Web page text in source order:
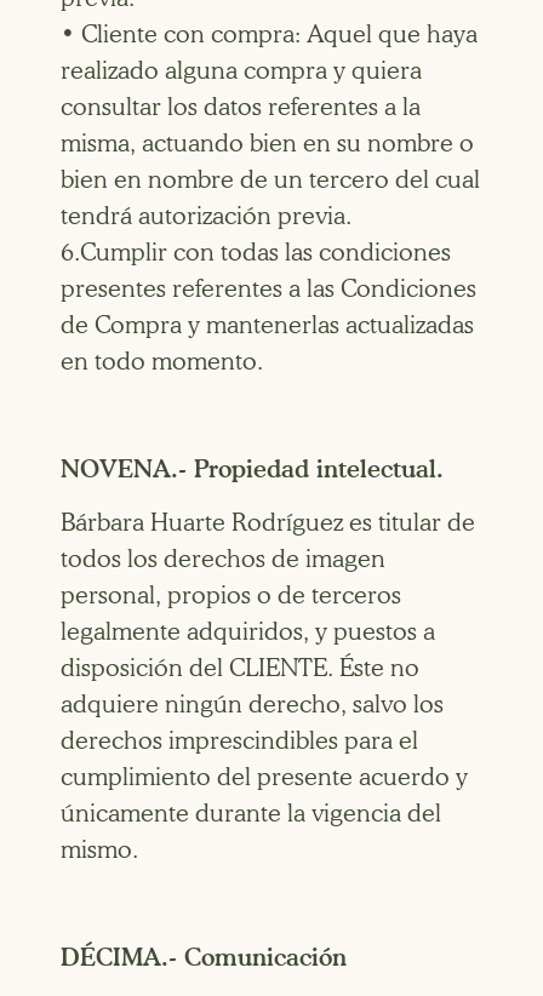
• Cliente con compra: Aquel que haya
realizado alguna compra y quiera
consultar los datos referentes a la
misma, actuando bien en su nombre o
bien en nombre de un tercero del cual
tendrá autorización previa.
6.Cumplir con todas las condiciones
presentes referentes a las Condiciones
de Compra y mantenerlas actualizadas
en todo momento.
NOVENA.- Propiedad intelectual.
Bárbara Huarte Rodríguez es titular de
todos los derechos de imagen
personal, propios o de terceros
legalmente adquiridos, y puestos a
disposición del CLIENTE. Éste no
adquiere ningún derecho, salvo los
derechos imprescindibles para el
cumplimiento del presente acuerdo y
únicamente durante la vigencia del
mismo.
DÉCIMA.- Comunicación